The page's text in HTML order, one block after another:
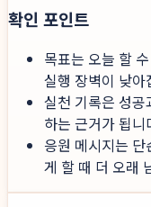
확인 포인트
목표는 오늘 할
실행 장벽이 낮아
실천 기록은 성공
하는 근거가 됩니
응원 메시지는
게 할 때 더 오래